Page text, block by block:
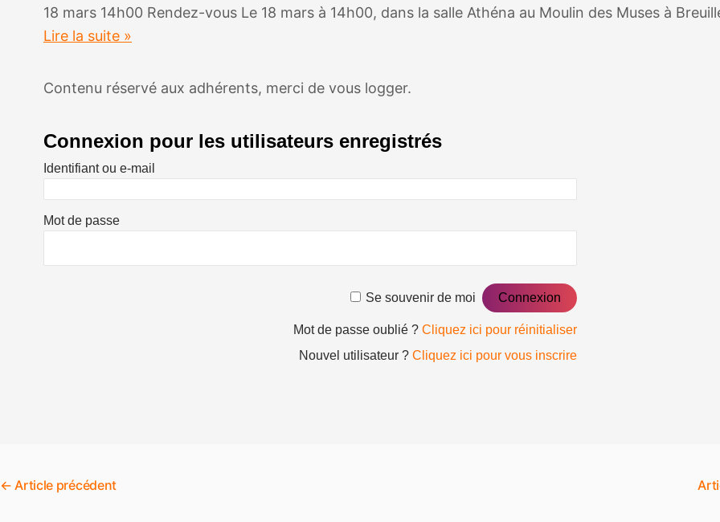
18 mars 14h00 Rendez-vous Le 18 mars à 14h00, dans la salle Athéna au Moulin des Muses à
Lire la suite »
Contenu réservé aux adhérents, merci de vous logger.
Connexion pour les utilisateurs enregistrés
Identifiant ou e-mail
Mot de passe
Se souvenir de moi
Mot de passe oublié ? Cliquez ici pour réinitialiser
Nouvel utilisateur ? Cliquez ici pour vous inscrire
← Article précédent